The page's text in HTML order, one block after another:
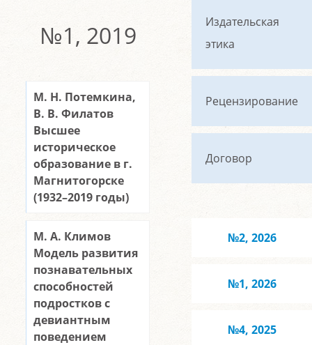
№1, 2019
М. Н. Потемкина,
В. В. Филатов
Высшее
историческое
образование в г.
Магнитогорске
(1932–2019 годы)
М. А. Климов
Модель развития
познавательных
способностей
подростков с
девиантным
поведением
Издательская
этика
Рецензирование
Договор
№2, 2026
№1, 2026
№4, 2025